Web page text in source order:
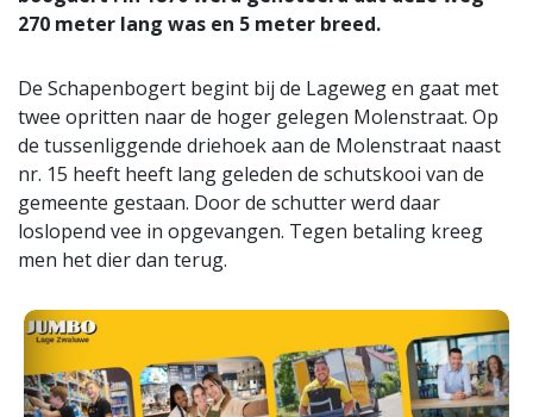
270 meter lang was en 5 meter breed.
De Schapenbogert begint bij de Lageweg en gaat met
twee opritten naar de hoger gelegen Molenstraat. Op
de tussenliggende driehoek aan de Molenstraat naast
nr. 15 heeft heeft lang geleden de schutskooi van de
gemeente gestaan. Door de schutter werd daar
loslopend vee in opgevangen. Tegen betaling kreeg
men het dier dan terug.